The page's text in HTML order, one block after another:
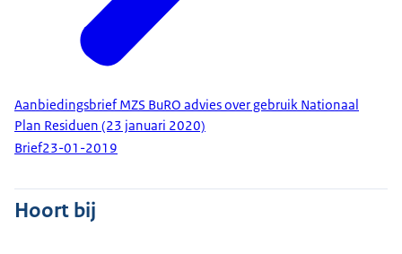
Aanbiedingsbrief MZS BuRO advies over gebruik Nationaal
Plan Residuen (23 januari 2020)
Brief23-01-2019
Hoort bij